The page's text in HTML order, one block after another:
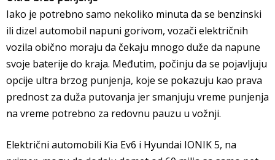
Iako je potrebno samo nekoliko minuta da se benzinski
ili dizel automobil napuni gorivom, vozači električnih
vozila obično moraju da čekaju mnogo duže da napune
svoje baterije do kraja. Međutim, počinju da se pojavljuju
opcije ultra brzog punjenja, koje se pokazuju kao prava
prednost za duža putovanja jer smanjuju vreme punjenja
na vreme potrebno za redovnu pauzu u vožnji.
Električni automobili Kia Ev6 i Hyundai IONIK 5, na